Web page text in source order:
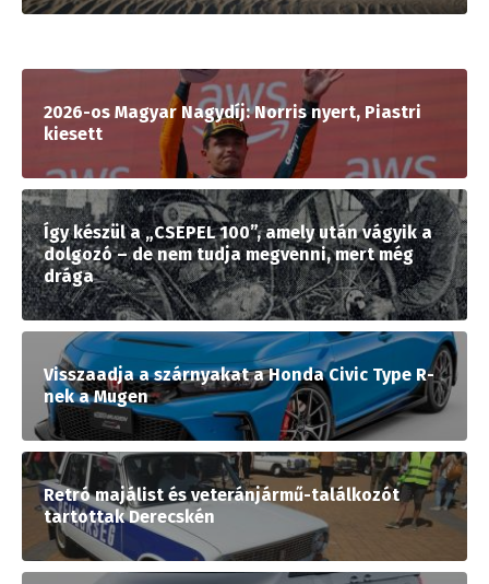
2026-os Magyar Nagydíj: Norris nyert, Piastri
kiesett
Így készül a „CSEPEL 100”, amely után vágyik a
dolgozó – de nem tudja megvenni, mert még
drága
Visszaadja a szárnyakat a Honda Civic Type R-
nek a Mugen
Retró majálist és veteránjármű-találkozót
tartottak Derecskén